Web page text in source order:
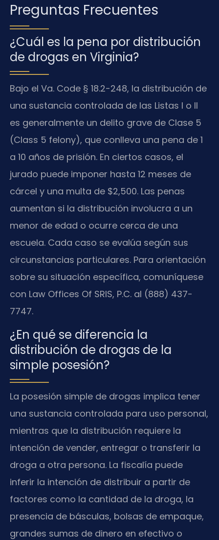
Preguntas Frecuentes
¿Cuál es la pena por distribución
de drogas en Virginia?
Bajo el Va. Code § 18.2-248, la distribución de
una sustancia controlada de las Listas I o II
es generalmente un delito grave de Clase 5
(Class 5 felony), que conlleva una pena de 1
a 10 años de prisión. En ciertos casos, el
jurado puede imponer hasta 12 meses de
cárcel y una multa de $2,500. Las penas
aumentan si la distribución involucra a un
menor de edad o ocurre cerca de una
escuela. Cada caso se evalúa según sus
circunstancias particulares. Para orientación
sobre su situación específica, comuníquese
con Law Offices Of SRIS, P.C. al (888) 437-
7747.
¿En qué se diferencia la
distribución de drogas de la
simple posesión?
La posesión simple de drogas implica tener
una sustancia controlada para uso personal,
mientras que la distribución requiere la
intención de vender, entregar o transferir la
droga a otra persona. La fiscalía puede
inferir la intención de distribuir a partir de
factores como la cantidad de la droga, la
presencia de básculas, bolsas de empaque,
grandes sumas de dinero en efectivo o